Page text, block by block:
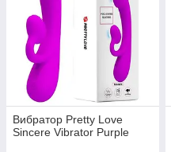
Вибратор Pretty Love
Sincere Vibrator Purple